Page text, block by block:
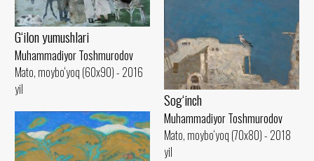
G‘ilon yumushlari
Muhammadiyor Toshmurodov
Mato, moybo‘yoq (60x90) - 2016
yil
Sog‘inch
Muhammadiyor Toshmurodov
Mato, moybo‘yoq (70x80) - 2018
yil